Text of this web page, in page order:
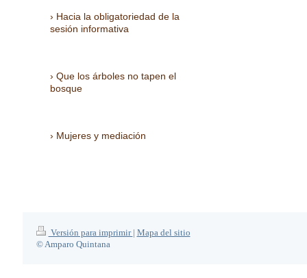
Hacia la obligatoriedad de la
sesión informativa
Que los árboles no tapen el
bosque
Mujeres y mediación
Versión para imprimir Mapa del sitio
© Amparo Quintana